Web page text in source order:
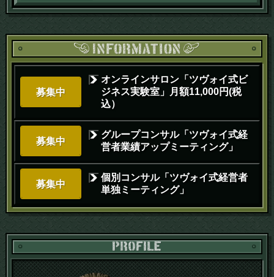
募集中
オンラインサロン「ツヴォイ式ビ
ジネス実験室」月額11,000円(税
込）
募集中
グループコンサル「ツヴォイ式経
営者業績アップミーティング」
募集中
個別コンサル「ツヴォイ式経営者
単独ミーティング」